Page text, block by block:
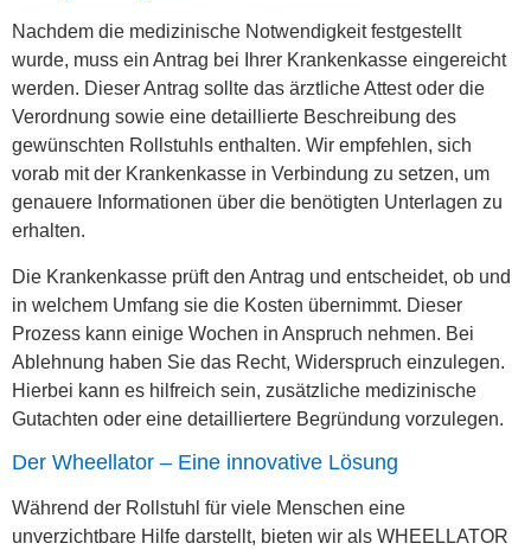
Nachdem die medizinische Notwendigkeit festgestellt
wurde, muss ein Antrag bei Ihrer Krankenkasse eingereicht
werden. Dieser Antrag sollte das ärztliche Attest oder die
Verordnung sowie eine detaillierte Beschreibung des
gewünschten Rollstuhls enthalten. Wir empfehlen, sich
vorab mit der Krankenkasse in Verbindung zu setzen, um
genauere Informationen über die benötigten Unterlagen zu
erhalten.
Die Krankenkasse prüft den Antrag und entscheidet, ob und
in welchem Umfang sie die Kosten übernimmt. Dieser
Prozess kann einige Wochen in Anspruch nehmen. Bei
Ablehnung haben Sie das Recht, Widerspruch einzulegen.
Hierbei kann es hilfreich sein, zusätzliche medizinische
Gutachten oder eine detailliertere Begründung vorzulegen.
Der Wheellator – Eine innovative Lösung
Während der Rollstuhl für viele Menschen eine
unverzichtbare Hilfe darstellt, bieten wir als WHEELLATOR